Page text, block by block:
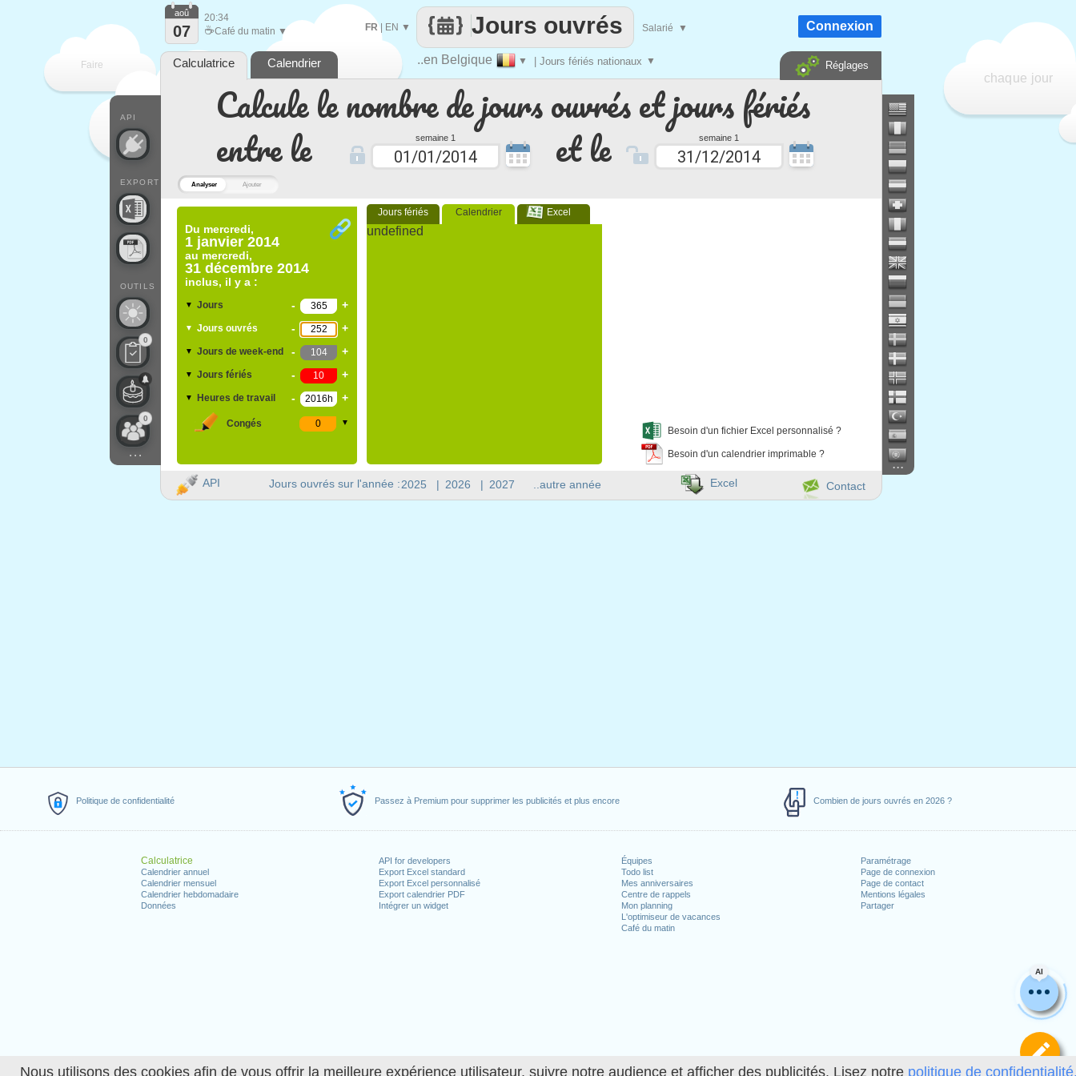
Nous utilisons des cookies afin de vous offrir la meilleure expérience utilisateur, suivre notre audience et afficher des publicités. Lisez notre politique de
Politique de confidentialité Passez à Premium pour supprimer les publicités et plus encore Combien de jours ouvrés en 2026 ?
Calculatrice
Calendrier annuel
Calendrier mensuel
Calendrier hebdomadaire
Données
API for developers
Export Excel standard
Export Excel personnalisé
Export calendrier PDF
Intégrer un widget
Équipes
Todo list
Mes anniversaires
Centre de rappels
Mon planning
L'optimiseur de vacances
Café du matin
Paramétrage
Page de connexion
Page de contact
Mentions légales
Partager
Analyser Ajouter
Calcule le nombre de jours ouvrés et jours fériés
entre le
semaine 1 et le semaine 1
Du mercredi,
1 janvier 2014
au mercredi,
31 décembre 2014
inclus, il y a :
▼ Jours - +
▼ Jours ouvrés - +
▼ Jours de week-end - +
▼ Jours fériés - +
▼ Heures de travail - +
Congés ▼
Jours fériés Calendrier Excel
undefined
Besoin d'un fichier Excel personnalisé ?
Besoin d'un calendrier imprimable ?
AI
Faire
chaque jour
..en Belgique ▼ | Jours fériés nationaux ▼
Jours ouvrés
FR| EN ▼ Salarié ▼
API
EXPORT
OUTILS
0
0
...
aoû
07
20:34
☕Café du matin ▼ Connexion
Calculatrice Calendrier Réglages
Jours ouvrés sur l'année :2025 | 2026 | 2027 ..autre année
...
API Contact
Excel